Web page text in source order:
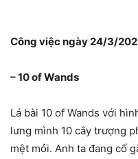
Công việc ngày 24/3/
– 10 of Wands
Lá bài 10 of Wands với
lưng mình 10 cây trượng
mệt mỏi. Anh ta đang cố